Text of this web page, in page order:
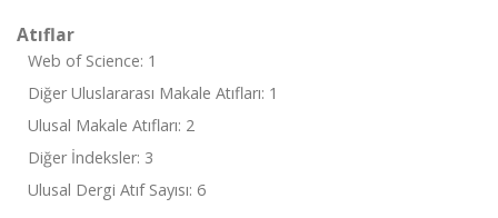
Atıflar
Web of Science: 1
Diğer Uluslararası Makale Atıfları: 1
Ulusal Makale Atıfları: 2
Diğer İndeksler: 3
Ulusal Dergi Atıf Sayısı: 6